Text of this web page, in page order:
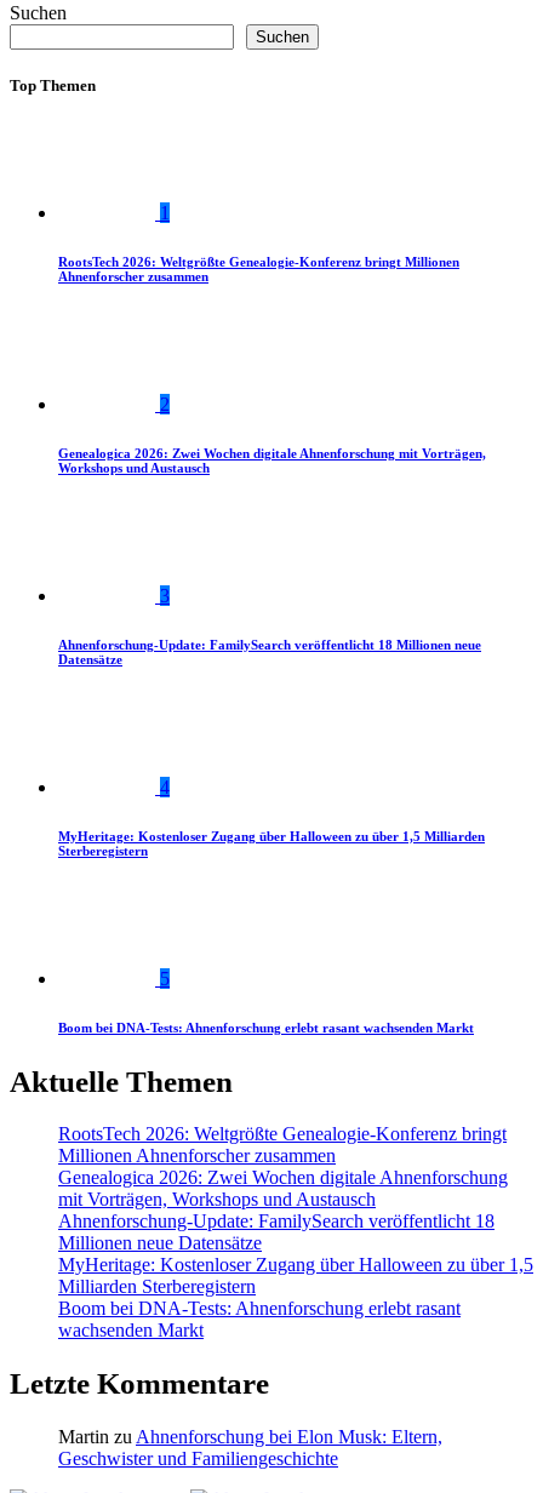
Suchen
Suchen
Top Themen
1
RootsTech 2026: Weltgrößte Genealogie-Konferenz bringt Millionen
Ahnenforscher zusammen
2
Genealogica 2026: Zwei Wochen digitale Ahnenforschung mit Vorträgen,
Workshops und Austausch
3
Ahnenforschung-Update: FamilySearch veröffentlicht 18 Millionen neue
Datensätze
4
MyHeritage: Kostenloser Zugang über Halloween zu über 1,5 Milliarden
Sterberegistern
5
Boom bei DNA-Tests: Ahnenforschung erlebt rasant wachsenden Markt
Aktuelle Themen
RootsTech 2026: Weltgrößte Genealogie-Konferenz bringt
Millionen Ahnenforscher zusammen
Genealogica 2026: Zwei Wochen digitale Ahnenforschung
mit Vorträgen, Workshops und Austausch
Ahnenforschung-Update: FamilySearch veröffentlicht 18
Millionen neue Datensätze
MyHeritage: Kostenloser Zugang über Halloween zu über 1,5
Milliarden Sterberegistern
Boom bei DNA-Tests: Ahnenforschung erlebt rasant
wachsenden Markt
Letzte Kommentare
Martin zu Ahnenforschung bei Elon Musk: Eltern,
Geschwister und Familiengeschichte